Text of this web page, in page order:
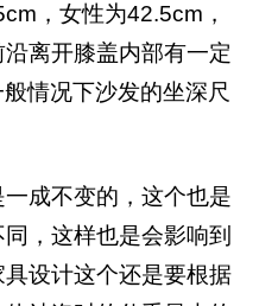
，女性为42.5cm，
离开膝盖内部有一定
情况下沙发的坐深尺
成不变的，这个也是
，这样也是会影响到
设计这个还是要根据